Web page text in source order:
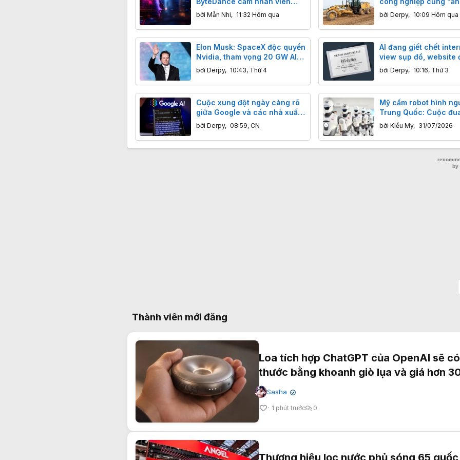
"chưng cất" mô hình AI Mỹ
bởi Mẫn Nhi, 11:32 Hôm qua
làm ra"
bởi Derpy, 10:09 Hôm qua
Elon Musk: SpaceX độc quyền
Nvidia, tham vọng 20 GW AI
trên quỹ đạo.
bởi Derpy, 10:43, Thứ 4
AI đang giết chết
view sụp đổ, website
nguy cơ diệt vong
bởi Derpy, 10:16, Thứ 3
Cuộc xung đột ngày càng rõ
giữa Google và các nhà xuất
bản nội dung trong kỷ nguyên
bởi Derpy, 08:59, CN
Mỹ cấm robot hình
Trung Quốc: Cuộc
chính thức lan sang
bởi Kiều My, 31/07/2026
Thành viên mới đăng
Loa tích hợp ChatGPT của OpenAI sẽ
thước bằng khoanh giò lụa và giá hơn
Sasha ✔
1 phút trước 0
Thương hiệu lọc nước phủ sóng 65